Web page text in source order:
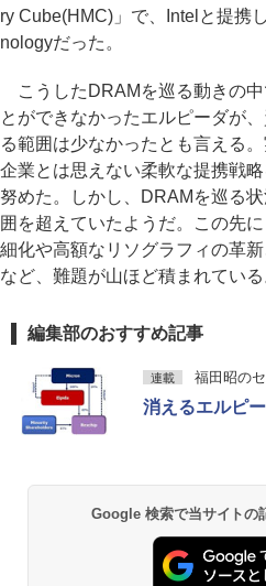
ry Cube(HMC)」で、Intelと提携
nologyだった。
こうしたDRAMを巡る動きの中
とができなかったエルピーダが
る範囲は少なかったとも言える
企業とは思えない柔軟な提携戦
努めた。しかし、DRAMを巡る
囲を超えていたようだ。この先
細化や高額なリソグラフィの革
など、難題が山ほど積まれている
編集部のおすすめ記事
連載 福田昭の
消えるエルピ
Google 検索で当サイトの